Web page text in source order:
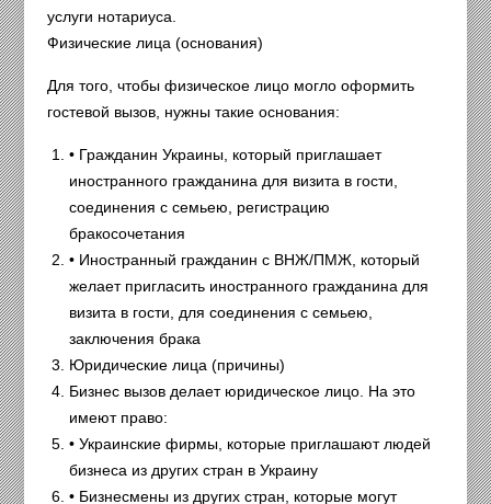
услуги нотариуса.
Физические лица (основания)
Для того, чтобы физическое лицо могло оформить
гостевой вызов, нужны такие основания:
• Гражданин Украины, который приглашает
иностранного гражданина для визита в гости,
соединения с семьею, регистрацию
бракосочетания
• Иностранный гражданин с ВНЖ/ПМЖ, который
желает пригласить иностранного гражданина для
визита в гости, для соединения с семьею,
заключения брака
Юридические лица (причины)
Бизнес вызов делает юридическое лицо. На это
имеют право:
• Украинские фирмы, которые приглашают людей
бизнеса из других стран в Украину
• Бизнесмены из других стран, которые могут